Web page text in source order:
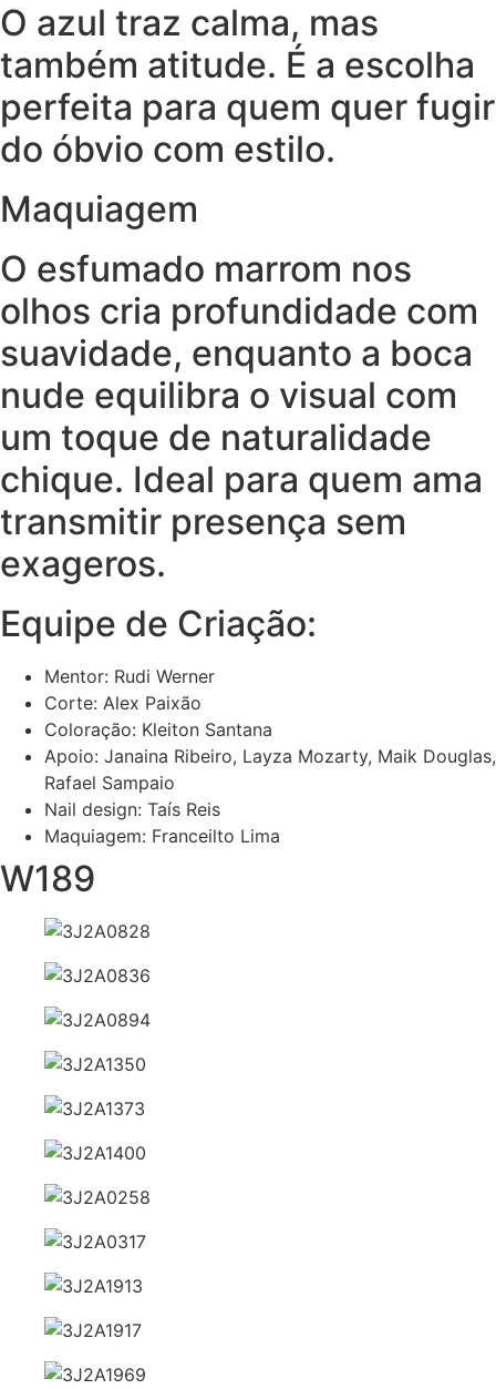
O azul traz calma, mas
também atitude. É a escolha
perfeita para quem quer fugir
do óbvio com estilo.
Maquiagem
O esfumado marrom nos
olhos cria profundidade com
suavidade, enquanto a boca
nude equilibra o visual com
um toque de naturalidade
chique. Ideal para quem ama
transmitir presença sem
exageros.
Equipe de Criação:
Mentor: Rudi Werner
Corte: Alex Paixão
Coloração: Kleiton Santana
Apoio: Janaina Ribeiro, Layza Mozarty, Maik Douglas,
Rafael Sampaio
Nail design: Taís Reis
Maquiagem: Franceilto Lima
W189